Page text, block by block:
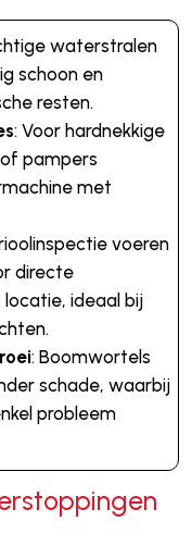
waterstralen
schoon en
resten.
: Voor hardnekkige
pampers
met
voeren
directe
ideaal bij
: Boomwortels
schade, waarbij
probleem